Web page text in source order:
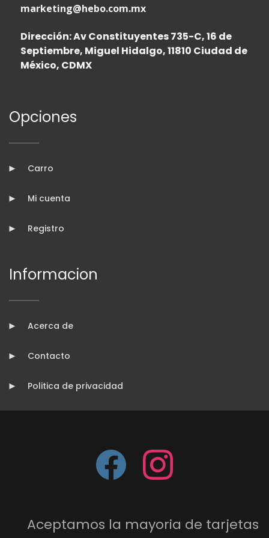
marketing@hebo.com.mx
Dirección: Av Constituyentes 735-C, 16 de
Septiembre, Miguel Hidalgo, 11810 Ciudad de
México, CDMX
Opciones
Carro
Mi cuenta
Registro
Informacion
Acerca de
Contacto
Politica de privacidad
Aceptamos la mayoria de tarjetas